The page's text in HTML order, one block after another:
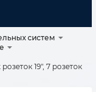
систем
19", 7 розеток